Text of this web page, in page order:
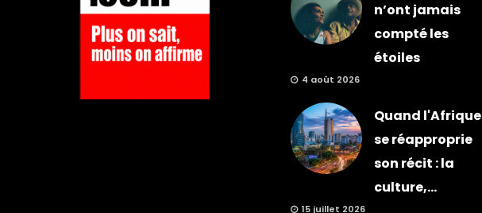
n’ont jamais
compté les
étoiles
4 août 2026
Quand l'Afrique
se réapproprie
son récit : la
culture,...
15 juillet 2026